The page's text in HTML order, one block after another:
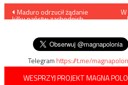
Nawigacja
Maduro odrzucił żądanie
kilku państw zachodnich
Telegramhttps://t.me/
WESPRZYJ PROJEKT MAGNA